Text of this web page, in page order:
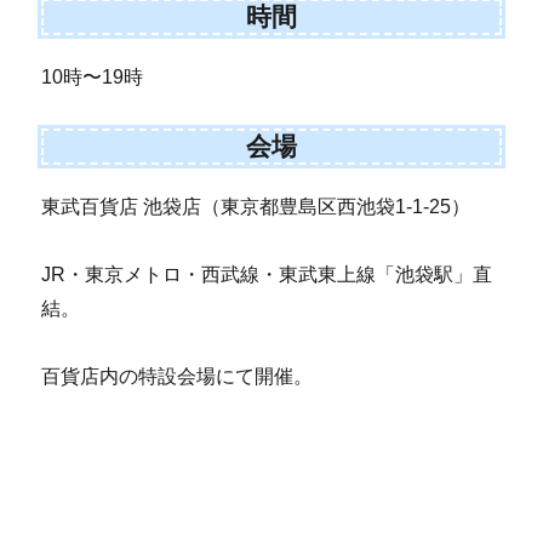
時間
10時〜19時
会場
東武百貨店 池袋店（東京都豊島区西池袋1-1-25）
JR・東京メトロ・西武線・東武東上線「池袋駅」直
結。
百貨店内の特設会場にて開催。